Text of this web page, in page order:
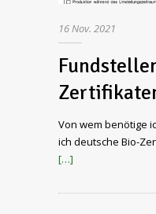
16Nov. 2021
Von wem benötige
ich deutsche Bio-
[…]